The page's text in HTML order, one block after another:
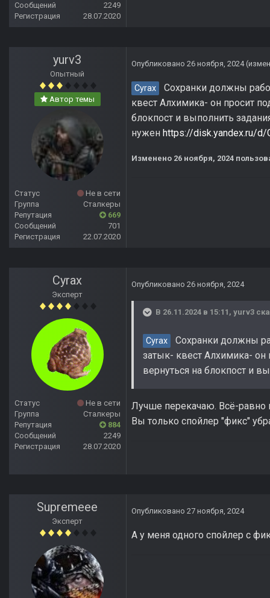
Сообщений
2249
Регистрация
28.07.2020
yurv3
Опытный
Автор темы
Статус
Не в сети
Группа
Сталкеры
Репутация
669
Сообщений
701
Регистрация
22.07.2020
Опубликовано 26 ноября, 2024
Cyrax
Сохранки должны
квест Алхимика- он просит
блокпост и выполнить
нужен https://disk.yandex.ru/d/
Изменено 26 ноября, 2024
Cyrax
Эксперт
Статус
Не в сети
Группа
Сталкеры
Репутация
884
Сообщений
2249
Регистрация
28.07.2020
Опубликовано 26 ноября, 2024
В 26.11.2024 в 15:11, yurv3
Cyrax
Сохранки должны
затык- квест Алхимика-
вернуться на блокпост и
Лучше перекачаю. Всё-равно
Вы только спойлер "фикс"
Supremeee
Эксперт
Опубликовано 27 ноября, 2024
А у меня одного спойлер с